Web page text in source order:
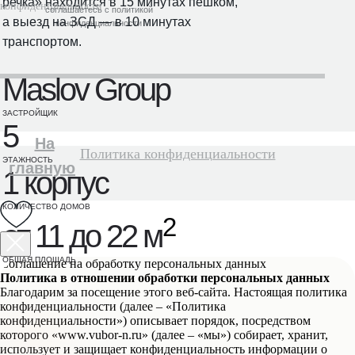
а выезд на ЗСД — в 10 минутах
транспортом.
Maslov Group
ЗАСТРОЙЩИК
5
ЭТАЖНОСТЬ
1 корпус
КОЛИЧЕСТВО ДОМОВ
от 11 до 22 м2
ОБЩАЯ ПЛОЩАДЬ
соглашаетесь с политикой
конфиденциальности
конфиденциальности
На
главную
Политика конфиденциальности
Соглашение на обработку персональных данных
Политика в отношении обработки персональных данных
Благодарим за посещение этого веб-сайта. Настоящая политика
конфиденциальности (далее – «Политика
конфиденциальности») описывает порядок, посредством
которого «www.vubor-n.ru» (далее – «мы») собирает, хранит,
использует и защищает конфиденциальность информации о